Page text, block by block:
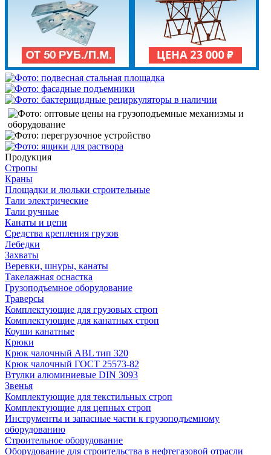
Продукция
Стропы
Краны
Площадки и люльки строительные
Тали электрические
Тали ручные
Канаты и цепи
Средства крепления грузов
Лебедки
Захваты
Веревки, шнуры, канаты
Такелажная оснастка
Грузоподъемное оборудование
Траверсы
Комплектующие для грузовых строп
Комплектующие для канатных строп
Коуши канатные
Крюки
Крюк чалочный ABL тип 320
Крюк чалочный ГОСТ 25573-82
Втулки алюминиевые DIN 3093
Звенья
Комплектующие для текстильных строп
Комплектующие для цепных строп
Инструменты и запасные части к грузоподъемному
оборудованию
Строительное оборудование
Оборудование для строительства в нефтегазовой отрасли